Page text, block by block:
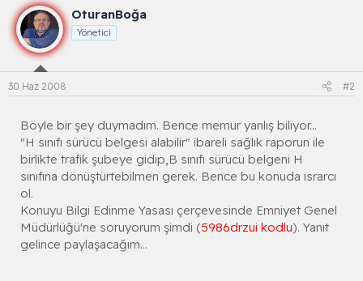
OturanBoğa
Yönetici
30 Haz 2008 #2
Böyle bir şey duymadım. Bence memur yanlış biliyor...
"H sınıfı sürücü belgesi alabilir" ibareli sağlık raporun ile
birlikte trafik şubeye gidip,B sınıfı sürücü belgeni H
sınıfına dönüştürtebilmen gerek. Bence bu konuda ısrarcı
ol.
Konuyu Bilgi Edinme Yasası çerçevesinde Emniyet Genel
Müdürlüğü'ne soruyorum şimdi (5986drzui kodlu). Yanıt
gelince paylaşacağım...